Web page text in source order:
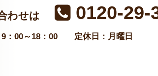
わせは 0120-29-
：00～18：00 定休日：月曜日